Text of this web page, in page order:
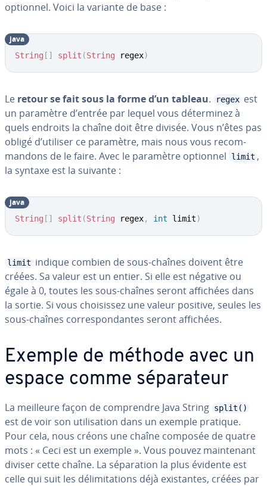
optionnel. Voici la variante de base :
String [ ] split (String regex)
java
Le retour se fait sous la forme d’un tableau. regex est
un paramètre d’entrée par lequel vous dé­ter­mi­nez à
quels endroits la chaîne doit être divisée. Vous n’êtes pas
obligé d’utiliser ce paramètre, mais nous vous re­com­
man­dons de le faire. Avec le paramètre optionnel
limit ,
la syntaxe est la suivante :
String [ ] split (String regex, int limit)
java
limit indique combien de sous-chaînes doivent être
créées. Sa valeur est un entier. Si elle est négative ou
égale à 0, toutes les sous-chaînes seront affichées dans
la sortie. Si vous choi­sis­sez une valeur positive, seules les
sous-chaînes cor­res­pon­dantes seront affichées.
Exemple de méthode avec un
espace comme sé­pa­ra­teur
La meilleure façon de com­prendre Java String split()
est de voir son uti­li­sa­tion dans un exemple pratique.
Pour cela, nous créons une chaîne composée de quatre
mots : « Ceci est un exemple ». Vous pouvez main­te­nant
diviser cette chaîne. La sé­pa­ra­tion la plus évidente est
celle qui suit les dé­li­mi­ta­tions déjà exis­tantes, créées par